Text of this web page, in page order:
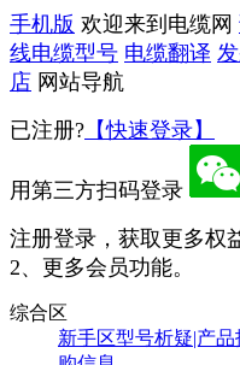
手机版 欢迎来到电缆网
线电缆型号 电缆翻译
店 网站导航
已注册? 【快速登录】
用第三方扫码登录
注册登录，获取更多权
2、更多会员功能。
综合区
新手区型号析疑|产品